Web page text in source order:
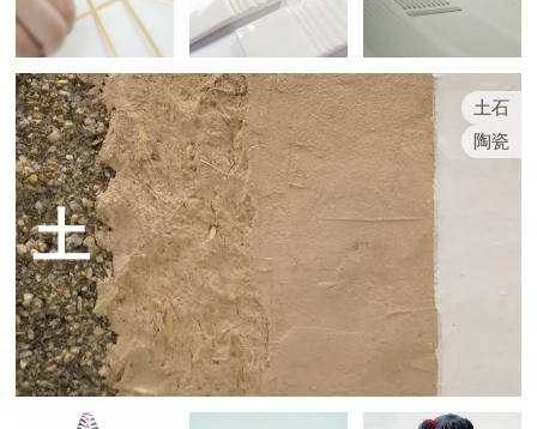
土石
陶瓷
土